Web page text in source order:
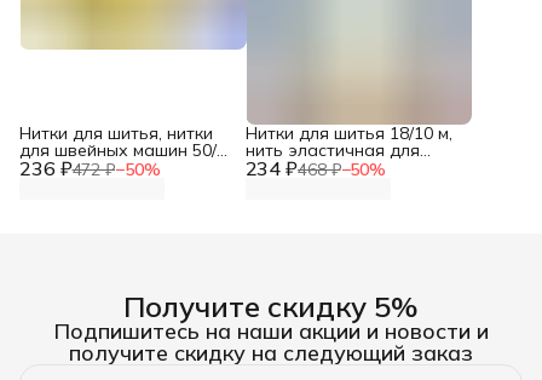
236 ₽472 ₽−50%
Нитки для шитья, нитки
для швейных машин 50/2,
5000 ярд, Bestex, 006 234 ₽468 ₽−50%
Нитки для шитья 18/10 м,
нить эластичная для
сборок и рюшей, 1 шт,
Получите скидку 5%
Подпишитесь на наши акции и новости и
получите скидку на следующий заказ